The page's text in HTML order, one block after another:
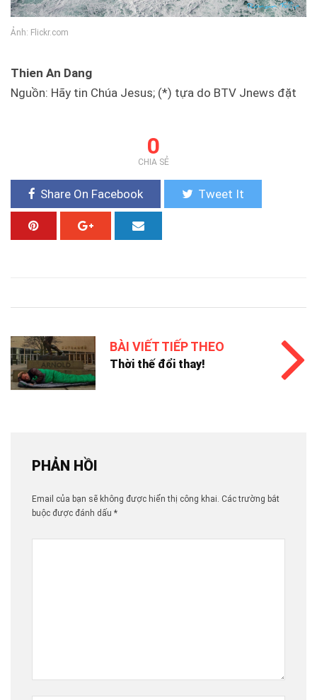
Ảnh: Flickr.com
Thien An Dang
Nguồn: Hãy tin Chúa Jesus; (*) tựa do BTV Jnews đặt
0
CHIA SẺ
Share On Facebook Tweet It
BÀI VIẾT TIẾP THEO
Thời thế đổi thay!
PHẢN HỒI
Email của bạn sẽ không được hiển thị công khai. Các trường bắt
buộc được đánh dấu *